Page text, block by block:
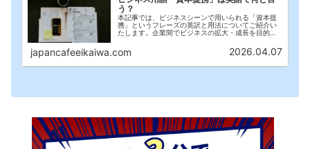
う？
本記事では、ビジネスシーンで用いられる「資本提
携」というフレーズの英訳と用法についてご紹介い
たします。企業間でビジネスの拡大・成長を目的と
この記事では「資本提携」というフレーズの英訳と
用法を"分かりやすく・簡潔"にご紹介いたします。
japancafeeikaiwa.com 2026.04.07